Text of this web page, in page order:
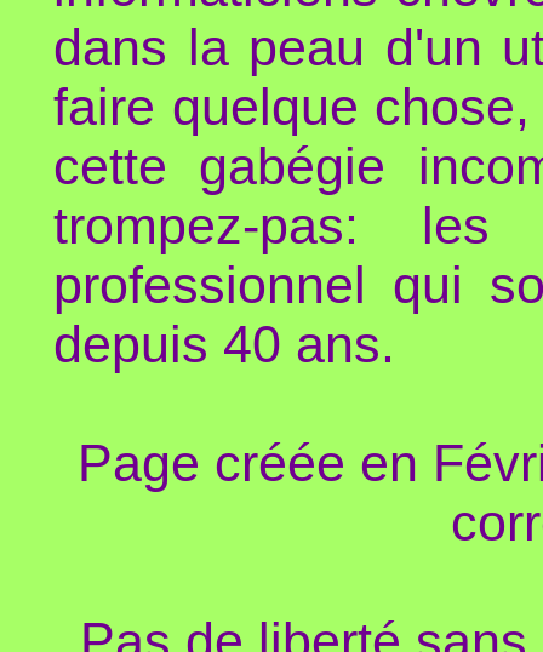
dans la peau d'un
faire quelque
cette gabégie
trompez-pas:
professionnel qui
depuis 40 ans.
Page créée en